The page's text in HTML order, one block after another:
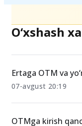
O‘xshash
Ertaga OTM va
07-avgust 20:19